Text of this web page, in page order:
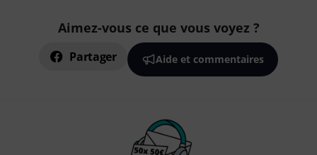
Aimez-vous ce que vous voyez ?
Partager Aide et commentaires